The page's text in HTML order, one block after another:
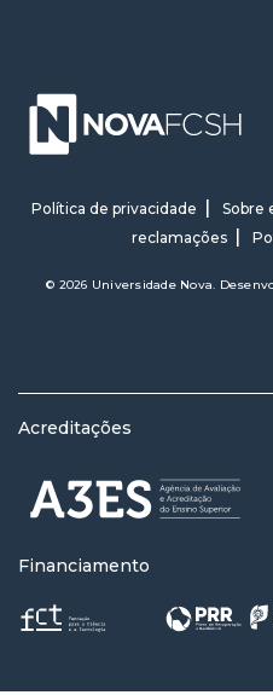
Política de privacidade Sobre
reclamações
© 2026 Universidade Nova.
Acreditações
Financiamento